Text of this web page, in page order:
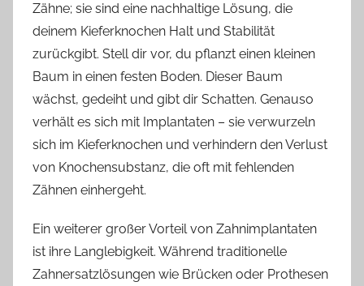
Zähne; sie sind eine nachhaltige Lösung, die
deinem Kieferknochen Halt und Stabilität
zurückgibt. Stell dir vor, du pflanzt einen kleinen
Baum in einen festen Boden. Dieser Baum
wächst, gedeiht und gibt dir Schatten. Genauso
verhält es sich mit Implantaten – sie verwurzeln
sich im Kieferknochen und verhindern den Verlust
von Knochensubstanz, die oft mit fehlenden
Zähnen einhergeht.
Ein weiterer großer Vorteil von Zahnimplantaten
ist ihre Langlebigkeit. Während traditionelle
Zahnersatzlösungen wie Brücken oder Prothesen